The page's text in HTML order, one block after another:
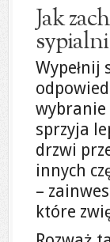
Jak
wybranie
sprzyja
drzwi
innych
–
które